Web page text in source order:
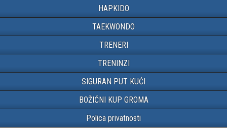
HAPKIDO
TAEKWONDO
TRENERI
TRENINZI
SIGURAN PUT KUĆI
BOŽIĆNI KUP GROMA
Polica privatnosti